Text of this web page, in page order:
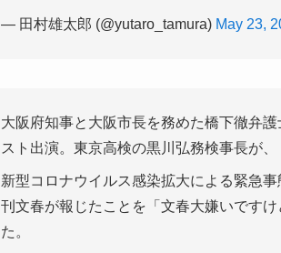
— 田村雄太郎 (@yutaro_tamura) May 23,
大阪府知事と大阪市長を務めた橋下徹弁
スト出演。東京高検の黒川弘務検事長が、
新型コロナウイルス感染拡大による緊急
刊文春が報じたことを「文春大嫌いです
た。